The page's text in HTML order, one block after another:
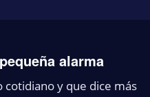
alarma
cotidiano y que dice más